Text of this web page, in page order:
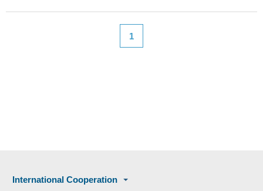
1
International Cooperation